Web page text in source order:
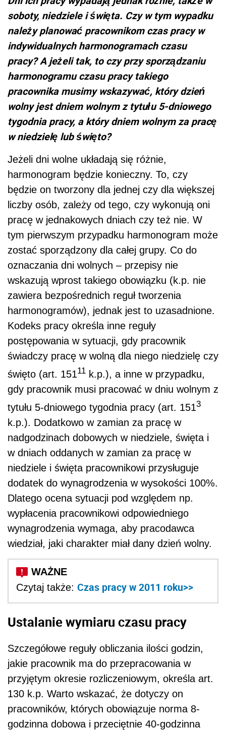
soboty, niedziele i święta. Czy w tym wypadku
należy planować pracownikom czas pracy w
indywidualnych harmonogramach czasu
pracy? A jeżeli tak, to czy przy sporządzaniu
harmonogramu czasu pracy takiego
pracownika musimy wskazywać, który dzień
wolny jest dniem wolnym z tytułu 5-dniowego
tygodnia pracy, a który dniem wolnym za pracę
w niedzielę lub święto?
Jeżeli dni wolne układają się różnie,
harmonogram będzie konieczny. To, czy
będzie on tworzony dla jednej czy dla większej
liczby osób, zależy od tego, czy wykonują oni
pracę w jednakowych dniach czy też nie. W
tym pierwszym przypadku harmonogram może
zostać sporządzony dla całej grupy. Co do
oznaczania dni wolnych – przepisy nie
wskazują wprost takiego obowiązku (k.p. nie
zawiera bezpośrednich reguł tworzenia
harmonogramów), jednak jest to uzasadnione.
Kodeks pracy określa inne reguły
postępowania w sytuacji, gdy pracownik
świadczy pracę w wolną dla niego niedzielę czy
święto (art. 15111 k.p.), a inne w przypadku,
gdy pracownik musi pracować w dniu wolnym z
tytułu 5-dniowego tygodnia pracy (art. 1513
k.p.). Dodatkowo w zamian za pracę w
nadgodzinach dobowych w niedziele, święta i
w dniach oddanych w zamian za pracę w
niedziele i święta pracownikowi przysługuje
dodatek do wynagrodzenia w wysokości 100%.
Dlatego ocena sytuacji pod względem np.
wypłacenia pracownikowi odpowiedniego
wynagrodzenia wymaga, aby pracodawca
wiedział, jaki charakter miał dany dzień wolny.
Czytaj także: Czas pracy w 2011 roku>>
Ustalanie wymiaru czasu pracy
Szczegółowe reguły obliczania ilości godzin,
jakie pracownik ma do przepracowania w
przyjętym okresie rozliczeniowym, określa art.
130 k.p. Warto wskazać, że dotyczy on
pracowników, których obowiązuje norma 8-
godzinna dobowa i przeciętnie 40-godzinna